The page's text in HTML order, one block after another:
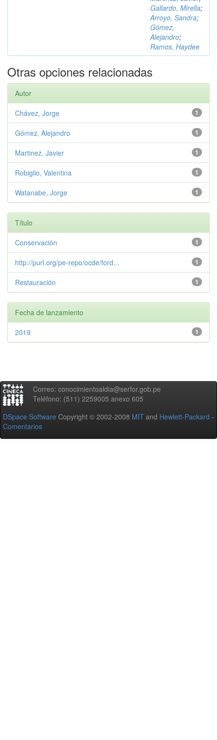
Gallardo, Mirella;
Arroyo, Sandra;
Gómez,
Alejandro;
Ramos, Haydee
Otras opciones relacionadas
Autor
1
Chávez, Jorge
1
Gómez, Alejandro
1
Martinez, Javier
1
Robiglio, Valentina
1
Watanabe, Jorge
Título
1
Conservación
1
http://purl.org/pe-repo/ocde/ford...
1
Restauración
Fecha de lanzamiento
1
2019
Correo: conocimientoaldia@serfor.gob.pe
Teléfono: (511) 2259005 anexo 605
DSpace Software Copyright © 2002-2008 MIT and Hewlett-Packard -
Comentarios